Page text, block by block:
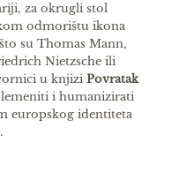
za okrugli stol
odmorištu ikona
su Thomas Mann,
Nietzsche ili
u knjizi Povratak
i humanizirati
europskog identiteta